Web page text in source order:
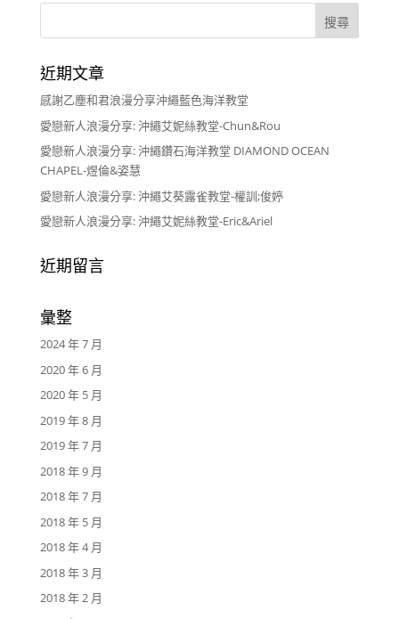
近期文章
感謝乙塵和君浪漫分享沖繩藍色海洋教堂
愛戀新人浪漫分享: 沖繩艾妮絲教堂-Chun&Rou
愛戀新人浪漫分享: 沖繩鑽石海洋教堂 DIAMOND OCEAN
CHAPEL-煜倫&姿慧
愛戀新人浪漫分享: 沖繩艾葵露雀教堂-權訓;俊婷
愛戀新人浪漫分享: 沖繩艾妮絲教堂-Eric&Ariel
近期留言
彙整
2024 年 7 月
2020 年 6 月
2020 年 5 月
2019 年 8 月
2019 年 7 月
2018 年 9 月
2018 年 7 月
2018 年 5 月
2018 年 4 月
2018 年 3 月
2018 年 2 月